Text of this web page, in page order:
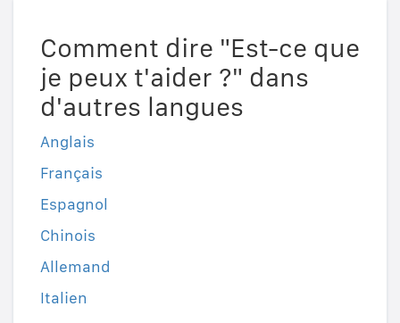
Comment dire "Est-ce que
je peux t'aider ?" dans
d'autres langues
Anglais
Français
Espagnol
Chinois
Allemand
Italien